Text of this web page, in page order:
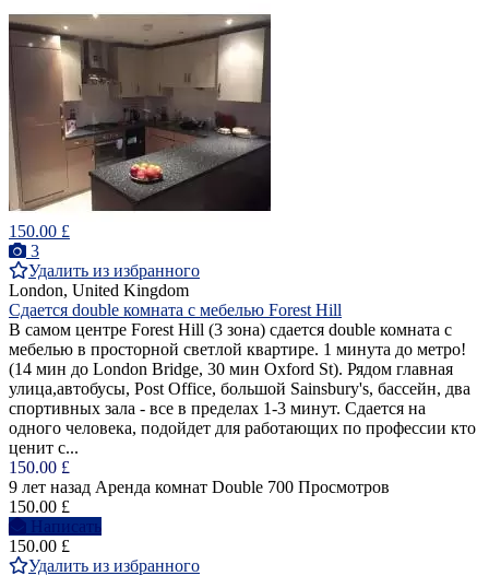
150.00 £
3
Удалить из избранного
London, United Kingdom
Сдается double комната с мебелью Forest Hill
В самом центре Forest Hill (3 зона) сдается double комната с
мебелью в просторной светлой квартире. 1 минута до метро!
(14 мин до London Bridge, 30 мин Oxford St). Рядом главная
улица,автобусы, Post Office, большой Sainsbury's, бассейн, два
спортивных зала - все в пределах 1-3 минут. Сдается на
одного человека, подойдет для работающих по профессии кто
ценит с...
150.00 £
9 лет назад Аренда комнат Double 700 Просмотров
150.00 £
Написать
150.00 £
Удалить из избранного